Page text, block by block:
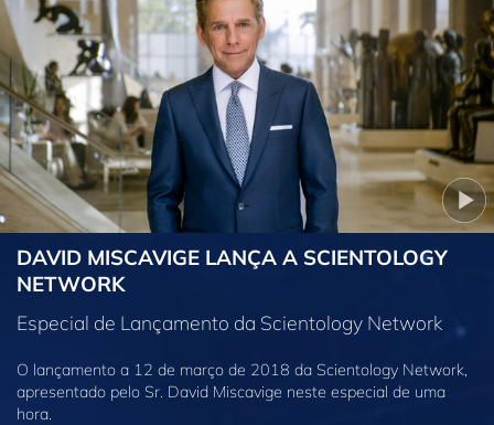
DAVID MISCAVIGE LANÇA A SCIENTOLOGY
NETWORK
Especial de Lançamento da Scientology Network
O lançamento a 12 de março de 2018 da Scientology Network,
apresentado pelo Sr. David Miscavige neste especial de uma
hora.